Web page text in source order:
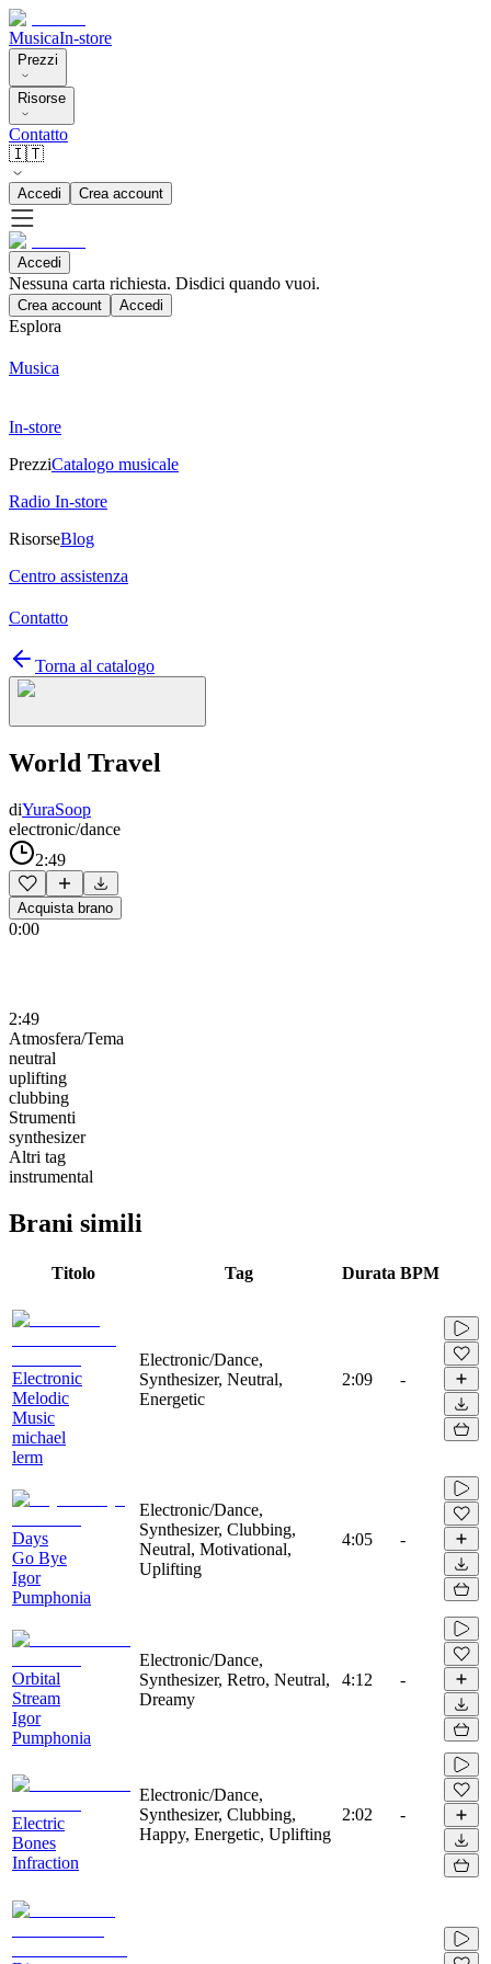
MusicaIn-store
Prezzi
Risorse
Contatto
🇮🇹
Accedi Crea account
Accedi
Nessuna carta richiesta. Disdici quando vuoi.
Crea account Accedi
Esplora
Musica
In-store
PrezziCatalogo musicale
Radio In-store
RisorseBlog
Centro assistenza
Contatto
Torna al catalogo
World Travel
diYuraSoop
electronic/dance
2:49
Acquista brano
0:00
2:49
Atmosfera/Tema
neutral
uplifting
clubbing
Strumenti
synthesizer
Altri tag
instrumental
Brani simili
Titolo Tag Durata BPM
Electronic
Melodic
Music
michael
lerm
Electronic/Dance,
Synthesizer, Neutral,
Energetic
2:09 -
Days
Go Bye
Igor
Pumphonia
Electronic/Dance,
Synthesizer, Clubbing,
Neutral, Motivational,
Uplifting
4:05 -
Orbital
Stream
Igor
Pumphonia
Electronic/Dance,
Synthesizer, Retro, Neutral,
Dreamy
4:12 -
Electric
Bones
Infraction
Electronic/Dance,
Synthesizer, Clubbing,
Happy, Energetic, Uplifting
2:02 -